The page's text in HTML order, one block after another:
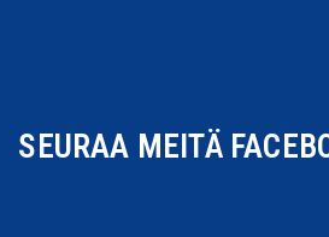
SEURAA MEITÄ